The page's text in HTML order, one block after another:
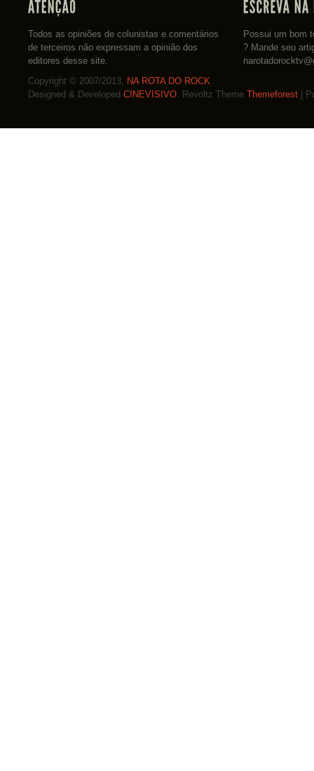
Todos as opiniões de colunistas e comentários
de terceiros não expressam a opinião dos
editores desse site.
Possui um bom
? Mande seu
Copyright © 2007/2013,
NA ROTA DO ROCK
Designed & Developed CINEVISIVO . Revoltz Theme Themeforest |